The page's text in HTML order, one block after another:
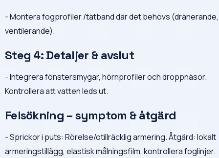
- Montera fogprofiler /tätband där det behövs (dränerande,
ventilerande).
Steg 4: Detaljer & avslut
- Integrera fönstersmygar, hörnprofiler och droppnäsor.
Kontrollera att vatten leds ut.
Felsökning – symptom & åtgärd
- Sprickor i puts: Rörelse/otillräcklig armering. Åtgärd: lokalt
armeringstillägg, elastisk målningsfilm, kontrollera foglinjer.